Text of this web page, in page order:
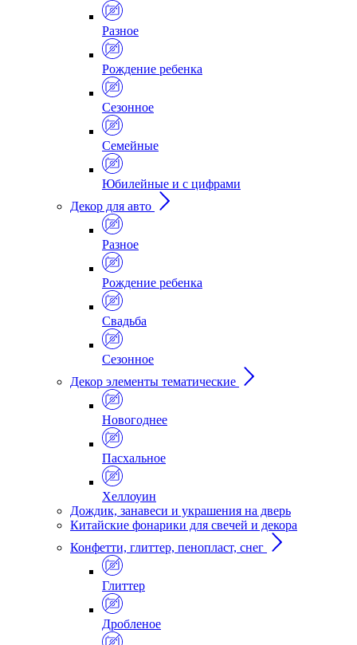
Разное
Рождение ребенка
Сезонное
Семейные
Юбилейные и с цифрами
Декор для авто
Разное
Рождение ребенка
Свадьба
Сезонное
Декор элементы тематические
Новогоднее
Пасхальное
Хеллоуин
Дождик, занавеси и украшения на дверь
Китайские фонарики для свечей и декора
Конфетти, глиттер, пенопласт, снег
Глиттер
Дробленое